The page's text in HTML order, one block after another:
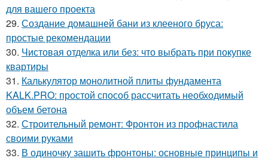
для вашего проекта
29. Создание домашней бани из клееного бруса:
простые рекомендации
30. Чистовая отделка или без: что выбрать при покупке
квартиры
31. Калькулятор монолитной плиты фундамента
KALK.PRO: простой способ рассчитать необходимый
объем бетона
32. Строительный ремонт: Фронтон из профнастила
своими руками
33. В одиночку зашить фронтоны: основные принципы и